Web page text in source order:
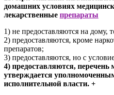
домашних условиях
лекарственные препараты
1) не предоставляются на дому,
2) предоставляются, кроме
препаратов;
3) предоставляются, но с
4) предоставляются, перечень
утверждается
исполнительной власти. +